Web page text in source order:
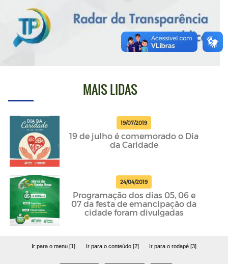
MAIS LIDAS
19/07/2019
19 de julho é comemorado o Dia
da Caridade
24/04/2019
Programação dos dias 05, 06 e
07 da festa de emancipação da
cidade foram divulgadas
Ir para o menu [1] Ir para o conteúdo [2] Ir para o rodapé [3]